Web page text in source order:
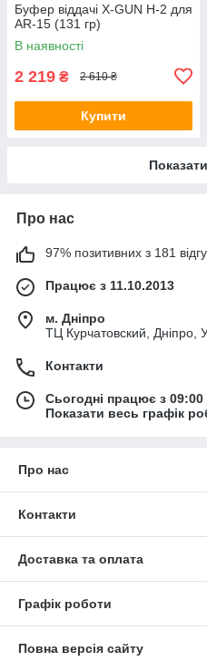
Буфер віддачі X-GUN H-2 для
AR-15 (131 гр)
В наявності
2 219 ₴ 2 610 ₴
Купити
Про нас
97% позитивних з 181
Працює з 11.10.2013
м. Дніпро
ТЦ Курчатовский, Дніпро,
Контакти
Сьогодні працює з
Показати весь графік
Про нас
Контакти
Доставка та оплата
Графік роботи
Повна версія сайту